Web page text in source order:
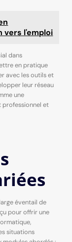
vers l'emploi
dans
en pratique
avec les outils et
leur réseau
une
et
éventail de
pour offrir une
situations